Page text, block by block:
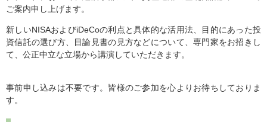
ご案内申し上げます。
新しいNISAおよびiDeCoの利点と具体的な活用法、目的にあった投
資信託の選び方、目論見書の見方などについて、専門家をお招きし
て、公正中立な立場から講演していただきます。
事前申し込みは不要です。皆様のご参加を心よりお待ちしておりま
す。